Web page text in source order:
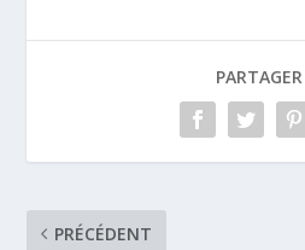
PRÉCÉDENT